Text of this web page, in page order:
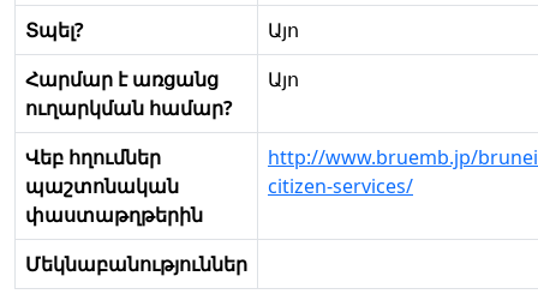
Տպել?
Այո
Հարմար է առցանց
ուղարկման համար?
Այո
Վեբ հղումներ
պաշտոնական
փաստաթղթերին
http://www.bruemb.jp/
citizen-services/
Մեկնաբանություններ